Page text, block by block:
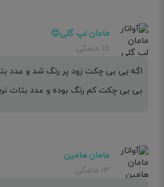
مامان لپ گلی😊
۱۵ ماهگی
اگه بی بی چکت زود پر رنگ شد و عدد
بی بی چکت کم رنگ بوده و عدد بتات
مامان هامین
۱۳ ماهگی